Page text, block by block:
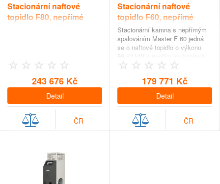
Stacionární naftové
topidlo F80, nepřímé
243 676 Kč
Detail
ČR
Stacionární naftové
topidlo F60, nepřímé
spalování s výkonem
59,63 kW
Stacionární kamna s nepřímým
spalováním Master F 60 jedná
se o naftové topidlo o výkonu
59,63 kW s nepřímým spalová…
179 771 Kč
Detail
ČR